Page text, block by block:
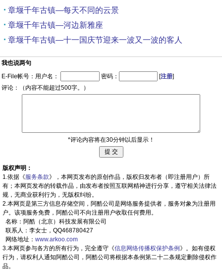
章堰千年古镇—每天不同的云景
章堰千年古镇—河边新雅座
章堰千年古镇—十一国庆节迎来一波又一波的客人
我也说两句
E-File帐号：用户名：
密码： [注册]
评论：（内容不能超过500字。）
*评论内容将在30分钟以后显示！
版权声明：
1.依据《服务条款》，本网页发布的原创作品，版权归发布者（即注册用户）所
有；本网页发布的转载作品，由发布者按照互联网精神进行分享，遵守相关法律法
规，无商业获利行为，无版权纠纷。
2.本网页是第三方信息存储空间，阿酷公司是网络服务提供者，服务对象为注册用
户。该项服务免费，阿酷公司不向注册用户收取任何费用。
名称：阿酷（北京）科技发展有限公司
联系人：李女士，QQ468780427
网络地址： www.arkoo.com
3.本网页参与各方的所有行为，完全遵守《信息网络传播权保护条例 》。如有侵权
行为，请权利人通知阿酷公司，阿酷公司将根据本条例第二十二条规定删除侵权作
品。